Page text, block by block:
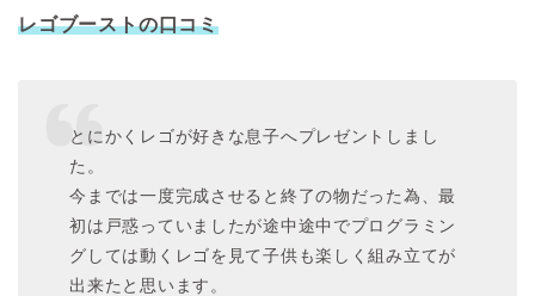
レゴブーストの口コミ
とにかくレゴが好きな息子へプレゼントしまし
た。
今までは一度完成させると終了の物だった為、最
初は戸惑っていましたが途中途中でプログラミン
グしては動くレゴを見て子供も楽しく組み立てが
出来たと思います。